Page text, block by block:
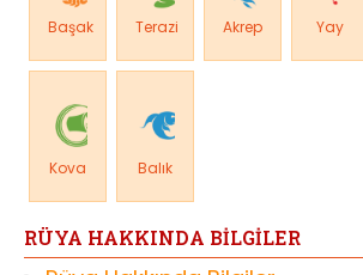
Başak Terazi Akrep Yay
Kova Balık
RÜYA HAKKINDA BİLGİLER